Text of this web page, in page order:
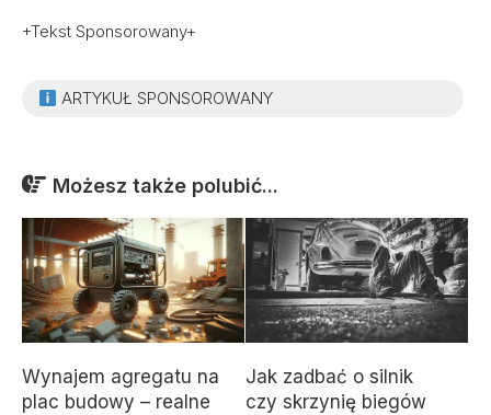
+Tekst Sponsorowany+
ARTYKUŁ SPONSOROWANY
Możesz także polubić...
Wynajem agregatu na
plac budowy – realne
Jak zadbać o silnik
czy skrzynię biegów